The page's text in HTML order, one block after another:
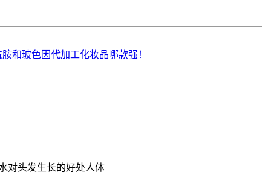
和玻色因代加工化妆品哪款强！
对头发生长的好处人体